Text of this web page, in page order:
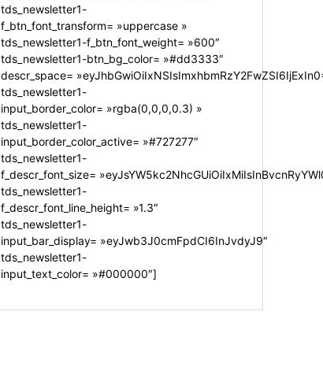
tds_newsletter1-
f_btn_font_transform= »uppercase »
tds_newsletter1-f_btn_font_weight= »600″
tds_newsletter1-btn_bg_color= »#dd3333″
descr_space=
tds_newsletter1-
input_border_color= »rgba(0,0,0,0.3) »
tds_newsletter1-
input_border_color_active= »#727277″
tds_newsletter1-
f_descr_font_size=
tds_newsletter1-
f_descr_font_line_height= »1.3″
tds_newsletter1-
input_bar_display= »eyJwb3J0cmFpdCI6InJvdyJ9″
tds_newsletter1-
input_text_color= »#000000″]